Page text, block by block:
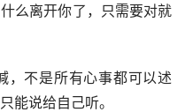
么离开你了，只需要对就
，不是所有心事都可以述
能说给自己听。